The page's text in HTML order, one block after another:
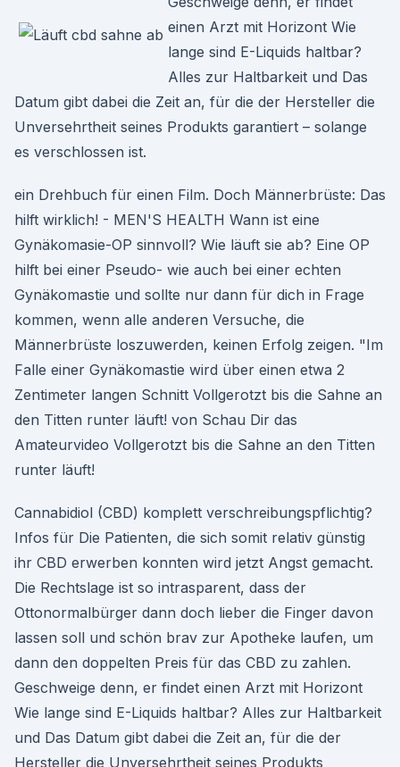
einen Arzt mit Horizont Wie
lange sind E-Liquids haltbar?
Alles zur Haltbarkeit und Das
Datum gibt dabei die Zeit an, für die der Hersteller die
Unversehrtheit seines Produkts garantiert – solange
es verschlossen ist.
ein Drehbuch für einen Film. Doch Männerbrüste: Das
hilft wirklich! - MEN'S HEALTH Wann ist eine
Gynäkomasie-OP sinnvoll? Wie läuft sie ab? Eine OP
hilft bei einer Pseudo- wie auch bei einer echten
Gynäkomastie und sollte nur dann für dich in Frage
kommen, wenn alle anderen Versuche, die
Männerbrüste loszuwerden, keinen Erfolg zeigen. "Im
Falle einer Gynäkomastie wird über einen etwa 2
Zentimeter langen Schnitt Vollgerotzt bis die Sahne an
den Titten runter läuft! von Schau Dir das
Amateurvideo Vollgerotzt bis die Sahne an den Titten
runter läuft!
Cannabidiol (CBD) komplett verschreibungspflichtig?
Infos für Die Patienten, die sich somit relativ günstig
ihr CBD erwerben konnten wird jetzt Angst gemacht.
Die Rechtslage ist so intrasparent, dass der
Ottonormalbürger dann doch lieber die Finger davon
lassen soll und schön brav zur Apotheke laufen, um
dann den doppelten Preis für das CBD zu zahlen.
Geschweige denn, er findet einen Arzt mit Horizont
Wie lange sind E-Liquids haltbar? Alles zur Haltbarkeit
und Das Datum gibt dabei die Zeit an, für die der
Hersteller die Unversehrtheit seines Produkts